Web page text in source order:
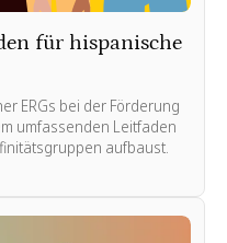
für hispanische
ERGs bei der Förderung
umfassenden Leitfaden
aufbaust.